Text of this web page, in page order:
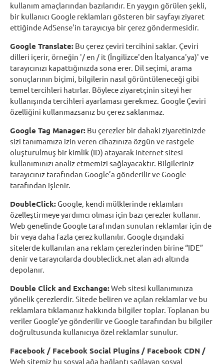
kullanım amaçlarından bazılarıdır. En yaygın görülen şekli,
bir kullanıcı Google reklamları gösteren bir sayfayı ziyaret
ettiğinde AdSense'in tarayıcıya bir çerez göndermesidir.
Google Translate: Bu çerez çeviri tercihini saklar. Çeviri
dilleri içerir, örneğin '/ en / it (İngilizce'den İtalyanca'ya)' ve
tarayıcınızı kapattığınızda sona erer. Dil seçimi, arama
sonuçlarının biçimi, bilgilerin nasıl görüntüleneceği gibi
temel tercihleri hatırlar. Böylece ziyaretçinin siteyi her
kullanışında tercihleri ayarlaması gerekmez. Google Çeviri
özelliğini kullanmazsanız bu çerez saklanmaz.
Google Tag Manager: Bu çerezler bir dahaki ziyaretinizde
sizi tanımamıza izin veren cihazınıza özgün ve rastgele
oluşturulmuş bir kimlik (ID) atayarak internet sitesi
kullanımınızı analiz etmemizi sağlayacaktır. Bilgileriniz
tarayıcınız tarafından Google’a gönderilir ve Google
tarafından işlenir.
DoubleClick: Google, kendi mülklerinde reklamları
özelleştirmeye yardımcı olması için bazı çerezler kullanır.
Web genelinde Google tarafından sunulan reklamlar için de
bir veya daha fazla çerez kullanılır. Google dışındaki
sitelerde kullanılan ana reklam çerezlerinden birine “IDE”
denir ve tarayıcılarda doubleclick.net alan adı altında
depolanır.
Double Click and Exchange:Web sitesi kullanımınıza
yönelik çerezlerdir. Sitede beliren ve açılan reklamlar ve bu
reklamlara tıklamanız hakkında bilgiler toplar. Toplanan bu
veriler Google’ye gönderilir ve Google tarafından bu bilgiler
doğrultusunda kullanıcıya özel reklamlar sunulur.
Facebook / Facebook Social Plugins / Facebook CDN /
Web sitemiz bu sosyal ağa bağlantı sağlayan sosyal